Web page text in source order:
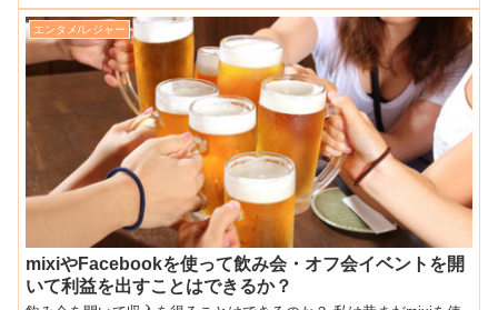
エンタメ/レジャー
mixiやFacebookを使って飲み会・オフ会イベントを開
いて利益を出すことはできるか？